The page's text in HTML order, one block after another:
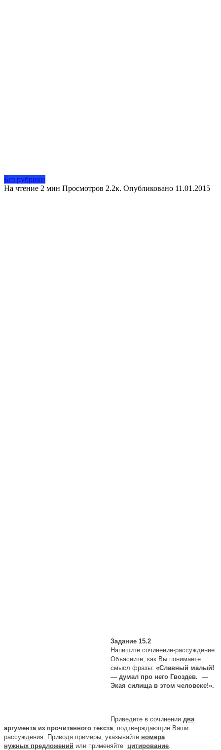
Без рубрики
На чтение 2 мин Просмотров 2.2к. Опубликовано 11.01.2015
Задание 15.2
Напишите сочинение-рассуждение.
Объясните, как Вы понимаете
смысл фразы: «Славный малый!
— думал про него Гвоздев. —
Экая силища в этом человеке!».
Приведите в сочинении два
аргумента из прочитанного текста , подтверждающие Ваши
рассуждения. Приводя примеры, указывайте номера
нужных предложений или применяйте цитирование